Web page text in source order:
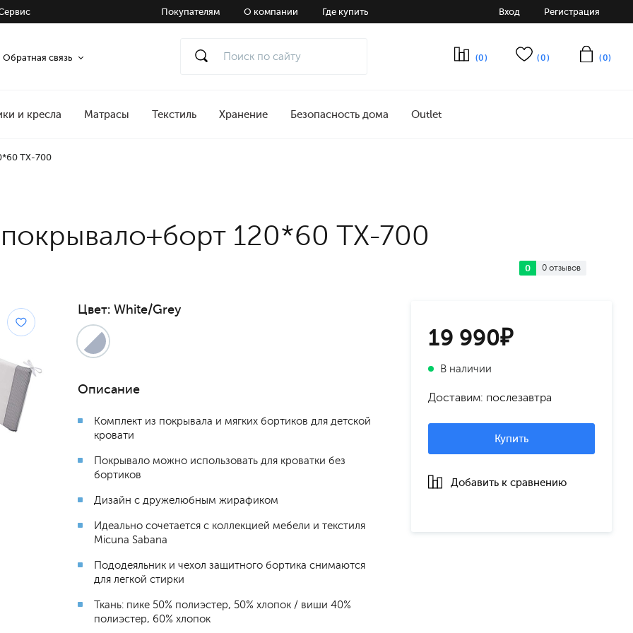
Покупателям О компании Где купить Вход Регистрация
Обратная связь (0) (0) (0)
и кресла Матрасы Текстиль Хранение Безопасность дома Outlet
TX-700
0 0 отзывов
120*60 TX-700
19 990₽
В наличии
Доставим: послезавтра
Купить
Добавить к сравнению
Цвет: White/Grey
Описание
Комплект из покрывала и мягких бортиков для детской
кровати
Покрывало можно использовать для кроватки без
бортиков
Дизайн с дружелюбным жирафиком
Идеально сочетается с коллекцией мебели и текстиля
Micuna Sabana
Пододеяльник и чехол защитного бортика снимаются
для легкой стирки
Ткань: пике 50% полиэстер, 50% хлопок / виши 40%
полиэстер, 60% хлопок